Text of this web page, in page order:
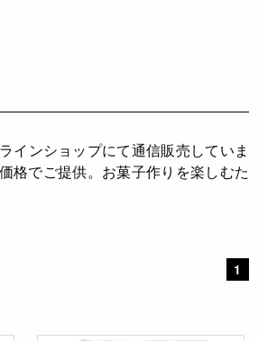
インショップにて通信販売していま
格でご提供。お菓子作りを楽しむた
1